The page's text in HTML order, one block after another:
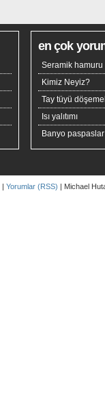
en çok
Seramik hamuru
Kimiz Neyiz?
Tay tüyü
Isı yalıtımı
Banyo
| Yorumlar (RSS) | Michael